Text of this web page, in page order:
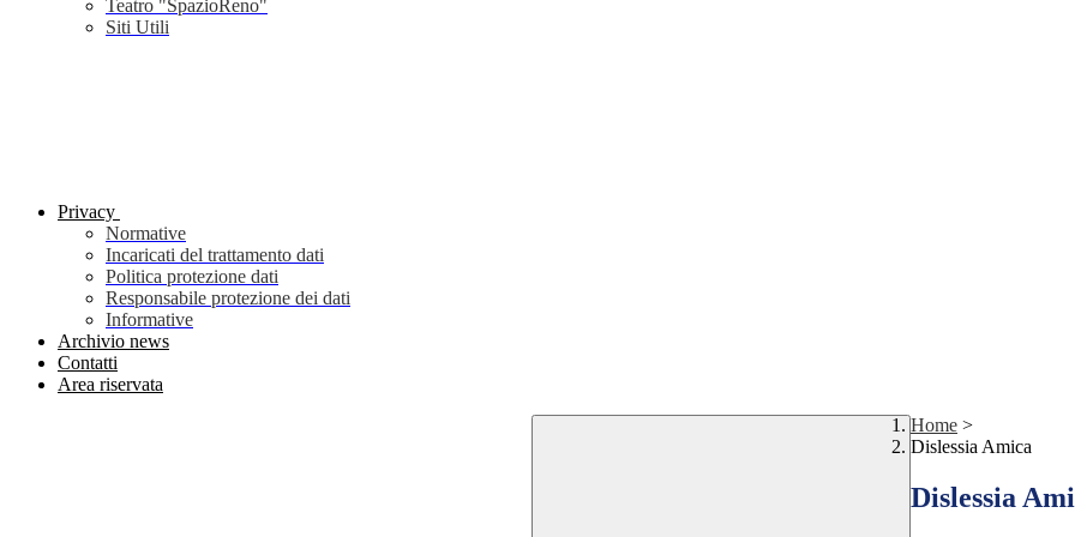
Teatro "SpazioReno"
Siti Utili
Privacy
Normative
Incaricati del trattamento dati
Politica protezione dati
Responsabile protezione dei dati
Informative
Archivio news
Contatti
Area riservata
Home >
Dislessia Amica
Dislessia